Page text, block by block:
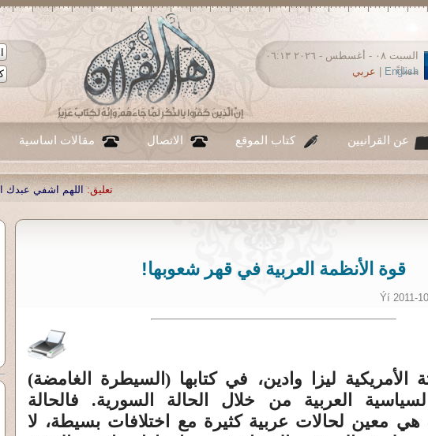
السبت ٠٨ - أغسطس - ٢٠٢٦ ٠٦:١٣
مساءً
English عربي
عن القرانيين كتاب الموقع الاتصال مقالات اساسية
اللهم اشفي عبدك احمد صبحي منصور| تعليق:
قوة الأنظمة العربية في قهر شعوبها!
Ýí 2011-
الأمريكية ليزا وادين، في كتابها (السيطرة الغامضة)
السياسية العربية من خلال الحالة السورية. فالحالة
هي معين لحالات عربية كثيرة مع اختلافات بسيطة، لا